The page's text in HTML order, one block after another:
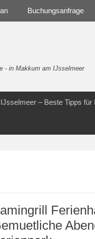
Buchungsanfrage
- in Makkum am IJsselmeer
– Beste Tipps